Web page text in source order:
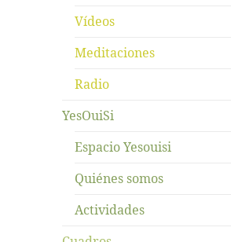
Vídeos
Meditaciones
Radio
YesOuiSi
Espacio Yesouisi
Quiénes somos
Actividades